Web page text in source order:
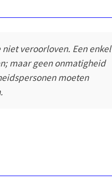
veroorloven. Een enkel
maar geen onmatigheid
moeten